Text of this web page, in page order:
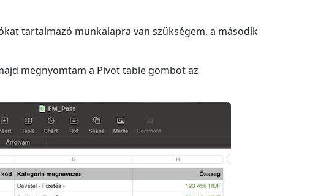
tartalmazó munkalapra van szükségem, a második
megnyomtam a Pivot table gombot az